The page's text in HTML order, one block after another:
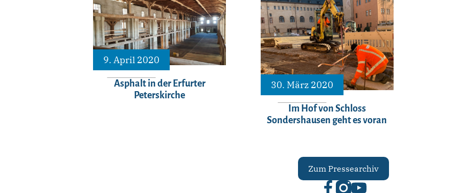
9. April 2020
Asphalt in der Erfurter
Peterskirche
30. März 2020
Im Hof von Schloss
Sondershausen geht es voran
Zum Pressearchiv